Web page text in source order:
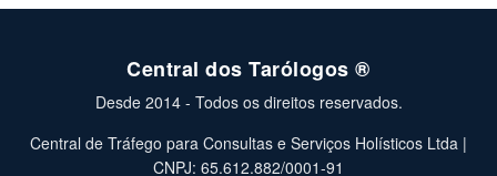
Central dos Tarólogos ®
Desde 2014 - Todos os direitos reservados.
Central de Tráfego para Consultas e Serviços Holísticos Ltda |
CNPJ: 65.612.882/0001-91